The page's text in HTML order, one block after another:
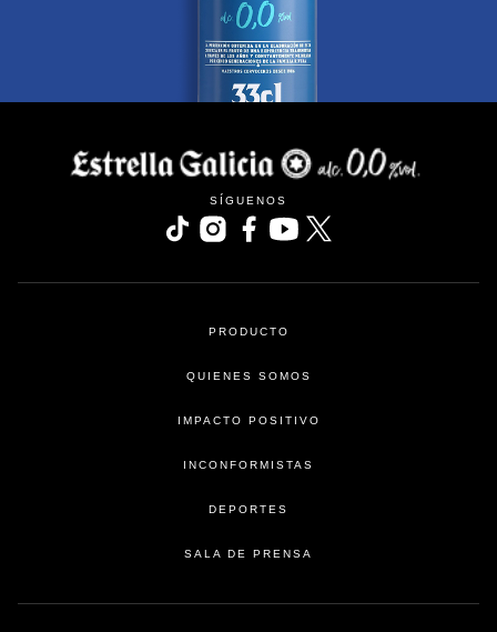
SÍGUENOS
PRODUCTO
QUIENES SOMOS
IMPACTO POSITIVO
INCONFORMISTAS
DEPORTES
SALA DE PRENSA